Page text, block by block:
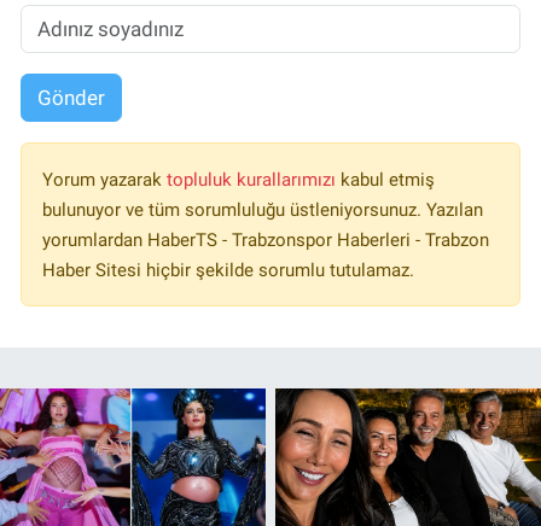
Gönder
Yorum yazarak topluluk kurallarımızı kabul etmiş
bulunuyor ve tüm sorumluluğu üstleniyorsunuz. Yazılan
yorumlardan HaberTS - Trabzonspor Haberleri - Trabzon
Haber Sitesi hiçbir şekilde sorumlu tutulamaz.